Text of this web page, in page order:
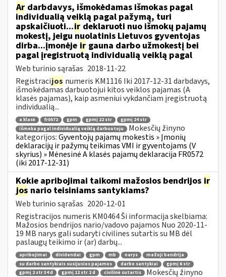
Ar darbdavys, išmokėdamas išmokas pagal
individualią veiklą pagal pažymą, turi
apskaičiuoti...ir deklaruoti nuo išmokų pajamų
mokestį, jeigu nuolatinis Lietuvos gyventojas
dirba...įmonėje ir gauna darbo užmokestį bei
pagal įregistruotą individualią veiklą pagal
Web turinio sąrašas 2018-11-22
Registracijos numeris KM1116 Iki 2017-12-31 darbdavys,
išmokėdamas darbuotojui kitos veiklos pajamas (A
klasės pajamas), kaip asmeniui vykdančiam įregistruotą
individualią...
a klasė fr0572 gpm gpmį 22 str
gpmį 24 str
išmoka pagal individualią veiklą darbuotoju
Mokesčių žinyno
kategorijos:Gyventojų pajamų mokestis » Įmonių
deklaracijų ir pažymų teikimas VMI ir gyventojams (V
skyrius) » Mėnesinė A klasės pajamų deklaracija FR0572
(iki 2017-12-31)
Kokie apribojimai taikomi mažosios bendrijos ir
jos nario teisiniams santykiams?
Web turinio sąrašas 2020-12-01
Registracijos numeris KM0464 Ši informacija skelbiama:
Mažosios bendrijos nario/vadovo pajamos Nuo 2020-11-
19 MB narys gali sudaryti civilines sutartis su MB dėl
paslaugų teikimo ir (ar) darbų...
apribojimai dividendai gpm mb narys
mažoji bendrija
su darbo santykiais susijusios pajamos
darbo santykiai
gpmį 6 str
gpmį 2 str 34 d
gpmį 12 str 2 d civilinė sutartis
Mokesčių žinyno